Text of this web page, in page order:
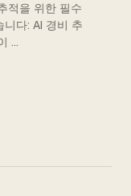
적을 위한 필수
다: AI 경비 추
…